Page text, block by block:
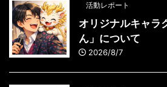
活動レポート
オリジナルキャラ
ん」について
2026/8/7